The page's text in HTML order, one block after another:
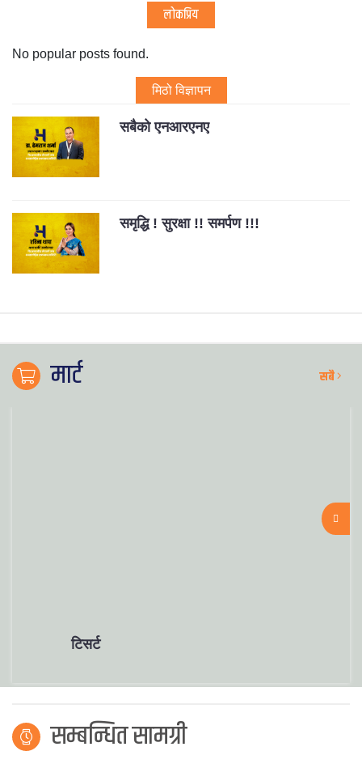
लोकप्रिय
No popular posts found.
मिठो विज्ञापन
सबैको एनआरएनए
समृद्धि ! सुरक्षा !! समर्पण !!!
मार्ट सबै
टिसर्ट
सम्बन्धित सामग्री